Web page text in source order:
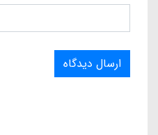
ارسال دیدگاه